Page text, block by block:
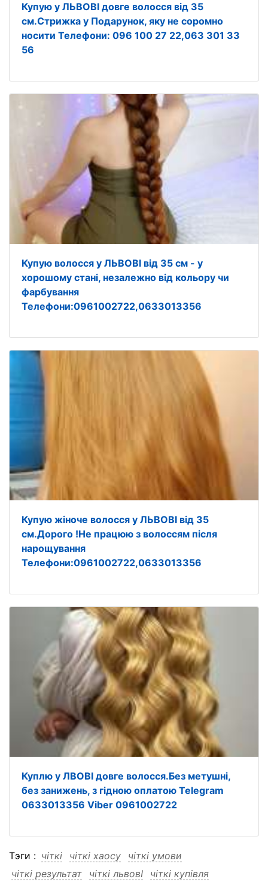
Купую у ЛЬВОВІ довге волосся від 35
см.Стрижка у Подарунок, яку не соромно
носити Телефони: 096 100 27 22,063 301 33
56
Купую волосся у ЛЬВОВІ від 35 см - у
хорошому стані, незалежно від кольору чи
фарбування
Телефони:0961002722,0633013356
Купую жіноче волосся у ЛЬВОВІ від 35
см.Дорого !Не працюю з волоссям після
нарощування
Телефони:0961002722,0633013356
Куплю у ЛВОВІ довге волосся.Без метушні,
без занижень, з гідною оплатою Telegram
0633013356 Viber 0961002722
Тэги : чіткі чіткі хаосу
чіткі умови
чіткі результат
чіткі львовІ
чіткі купівля